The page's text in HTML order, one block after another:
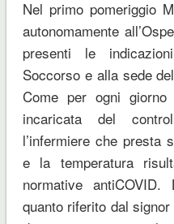
Nel primo pomeriggio
autonomamente
presenti le
Soccorso e alla sede
Come per ogni
incaricata del
l’infermiere che presta
e la temperatura
normative antiCOVID.
quanto riferito dal